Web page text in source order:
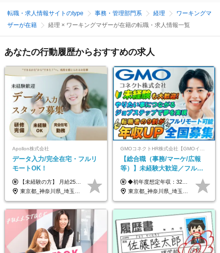
転職・求人情報サイトのtype 事務・管理部門系 経理
ワーキングマ
ザーが在籍
経理 × ワーキングマザーが在籍の転職・求人情報一覧
あなたの行動履歴からおすすめの求人
Apollon株式会社
データ入力/完全在宅・フルリ
モートOK！
【未経験の方】 月給25.5万円以上＋各種手当 【事務経験3年以上の方】 月給28万円以上＋各種手当 ※経験・スキル・年齢を考慮の上、決定します ※試用期間：3ヶ月(雇用形態は正社員、給与・待遇に変更はありません) ※残業代は全額別途支給 ※昇給：年1回（査定あり） ※賞与：年3回（業績に応じて支給） ＼努力がしっかり評価される環境です！／ 「どんなスキルを身につければ昇給できるか」が明確だから、 着実に成長しながら収入アップを目指せます。
東京都_神奈川県_埼玉県_千葉県_大阪府_愛知県_北海道_青森県_岩手県_宮城県_秋田県_山形県_福島県_茨城県_栃木県_群馬県_新潟県_山梨県_長野県_富山県_石川県_福井県_静岡県_岐阜県_三重県_兵庫県_京都府_滋賀県_奈良県_和歌山県_広島県_岡山県_鳥取県_島根県_山口県_徳島県_香川県_愛媛県_高知県_福岡県_熊本県_佐賀県_長崎県_大分県_宮崎県_鹿児島県_沖縄県
GMOコネクトHR株式会社【GMOインターネットグループ】
【総合職（事務/マーケ/広報
等）】未経験大歓迎／フルリ
モ可で全国募集！年収アップ
多数★年休最大130日★
◆初年度想定年収：320万円〜840万円 【関東／一都三県】月給24万円〜70万円 【関西・東海地方】月給23万円〜65万円 【その他の地方等】月給22万円〜60万円 ※ご経験・スキル・前職給与などを考慮の上決定いたします。 ◉固定残業代制（固定残業代10,000円含） 固定残業代は7時間分・時間超過分は追加支給 ≪月給例≫ ・月給54万円（29歳／入社3年目） ・月給38万円（26歳／入社2年目） ・月給28万円（24歳／入社1年目） ※試用期間は6ヶ月で、その間の雇用形態は契約社員です。そのほかの条件に変更はありません。
東京都_神奈川県_埼玉県_千葉県_大阪府_愛知県_北海道_青森県_岩手県_宮城県_秋田県_山形県_福島県_茨城県_栃木県_群馬県_新潟県_山梨県_長野県_富山県_石川県_福井県_静岡県_岐阜県_三重県_兵庫県_京都府_滋賀県_奈良県_和歌山県_広島県_岡山県_鳥取県_島根県_山口県_徳島県_香川県_愛媛県_高知県_福岡県_熊本県_佐賀県_長崎県_大分県_宮崎県_鹿児島県_沖縄県